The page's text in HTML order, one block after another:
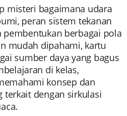
misteri bagaimana udara
peran sistem tekanan
berbagai pola
mudah dipahami, kartu
sumber daya yang bagus
di kelas,
konsep dan
dengan sirkulasi